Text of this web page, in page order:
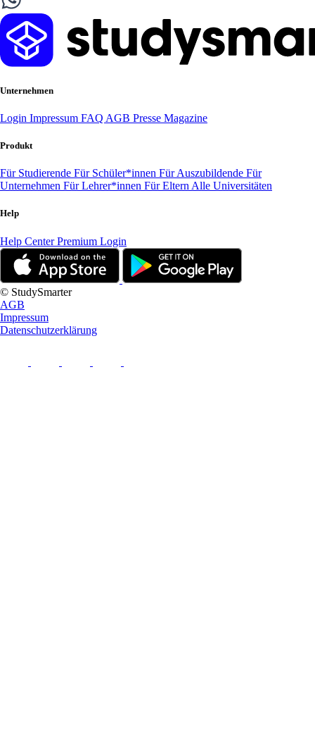
Unternehmen
Login Impressum FAQ AGB Presse Magazine
Produkt
Für Studierende Für Schüler*innen Für Auszubildende Für
Unternehmen Für Lehrer*innen Für Eltern Alle Universitäten
Help
Help CenterPremium Login
© StudySmarter
AGB
Impressum
Datenschutzerklärung